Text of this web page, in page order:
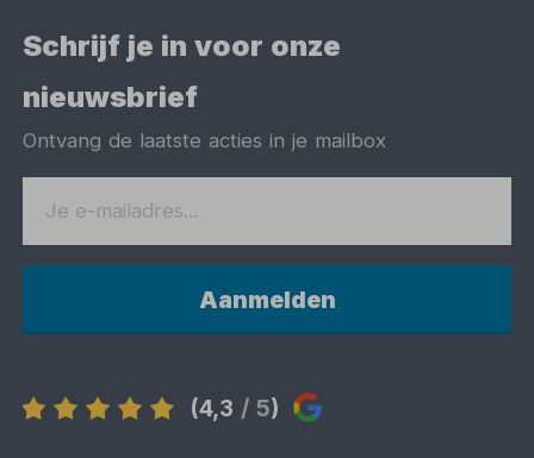
Schrijf je in voor onze
nieuwsbrief
Ontvang de laatste acties in je mailbox
Aanmelden
(4,3 / 5)